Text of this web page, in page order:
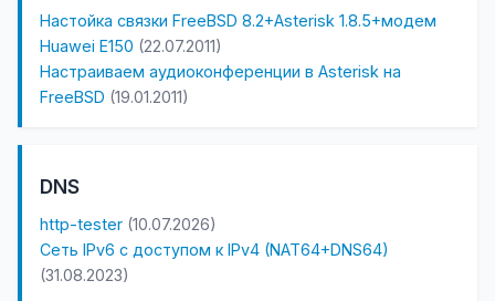
Настойка связки FreeBSD 8.2+Asterisk 1.8.5+модем
Huawei E150 (22.07.2011)
Настраиваем аудиоконференции в Asterisk на
FreeBSD (19.01.2011)
DNS
http-tester (10.07.2026)
Сеть IPv6 с доступом к IPv4 (NAT64+DNS64)
(31.08.2023)